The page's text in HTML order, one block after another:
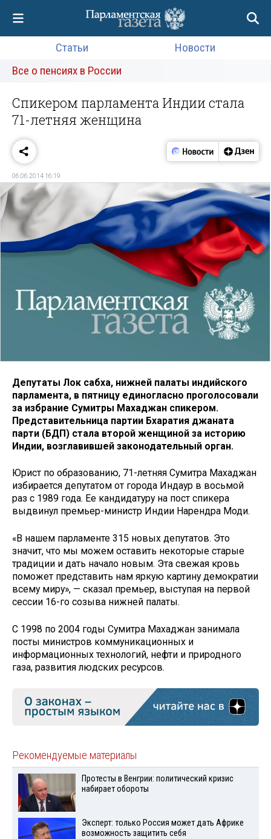
Статьи
Новости
Все о пенсиях в России
Спикером парламента Индии стала
71-летняя женщина
06.06.2014 16:19
Депутаты Лок сабха, нижней палаты индийского
парламента, в пятницу единогласно проголосовали
за избрание Сумитры Махаджан спикером.
Представительница партии Бхаратия джаната
парти (БДП) стала второй женщиной за историю
Индии, возглавившей законодательный орган.
Юрист по образованию, 71-летняя Сумитра Махаджан
избирается депутатом от города Индаур в восьмой
раз с 1989 года. Ее кандидатуру на пост спикера
выдвинул премьер-министр Индии Нарендра Моди.
«В нашем парламенте 315 новых депутатов. Это
значит, что мы можем оставить некоторые старые
традиции и дать начало новым. Эта свежая кровь
поможет представить нам яркую картину демократии
всему миру», — сказал премьер, выступая на первой
сессии 16-го созыва нижней палаты.
С 1998 по 2004 годы Сумитра Махаджан занимала
посты министров коммуникационных и
информационных технологий, нефти и природного
газа, развития людских ресурсов.
Рекомендуемые материалы
Протесты в Венгрии: политический кризис
набирает обороты
Эксперт: только Россия может дать Африке
возможность защитить себя